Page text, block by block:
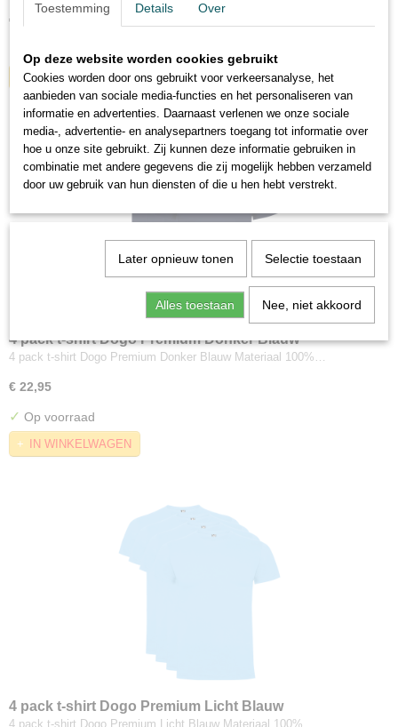
€ 22,95
IN WINKELWAGEN
4 pack t-shirt Dogo Premium Donker Blauw
4 pack t-shirt Dogo Premium Donker Blauw Materiaal 100%…
€ 22,95
✓ Op voorraad
IN WINKELWAGEN
4 pack t-shirt Dogo Premium Licht Blauw
4 pack t-shirt Dogo Premium Licht Blauw Materiaal 100%…
Toestemming Details Over
Op deze website worden cookies gebruikt
Cookies worden door ons gebruikt voor verkeersanalyse, het
aanbieden van sociale media-functies en het personaliseren van
informatie en advertenties. Daarnaast verlenen we onze sociale
media-, advertentie- en analysepartners toegang tot informatie over
hoe u onze site gebruikt. Zij kunnen deze informatie gebruiken in
combinatie met andere gegevens die zij mogelijk hebben verzameld
door uw gebruik van hun diensten of die u hen hebt verstrekt.
Later opnieuw tonen Selectie toestaan
Alles toestaan Nee, niet akkoord